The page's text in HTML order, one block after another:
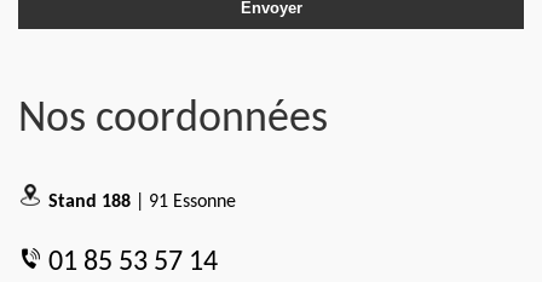
Nos coordonnées
Stand 188 | 91 Essonne
01 85 53 57 14